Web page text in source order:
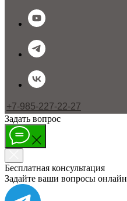
МЕНЮ
+7-985-227-22-27
Задать вопрос
Бесплатная консультация
Задайте ваши вопросы онлайн